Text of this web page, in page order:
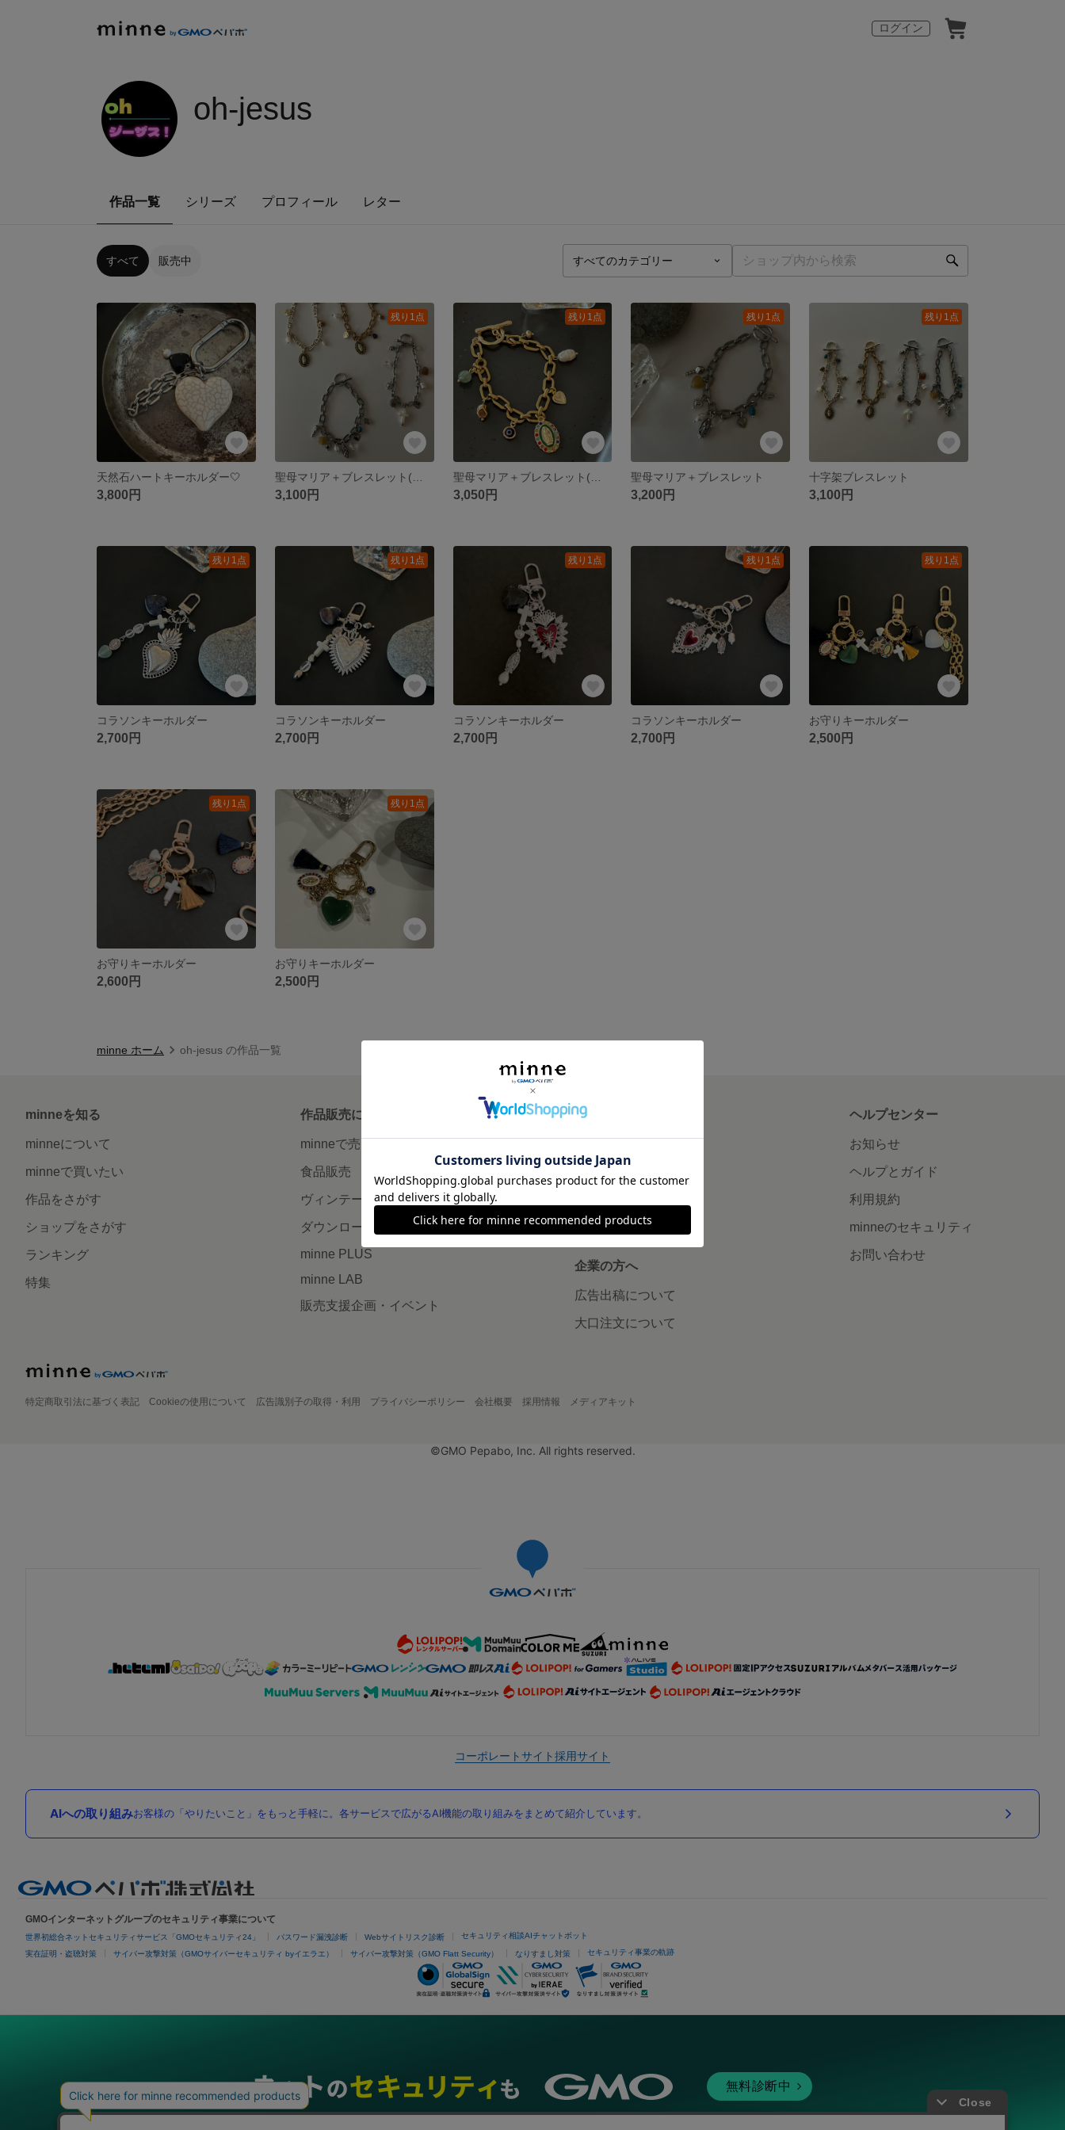
ログイン
oh-jesus
作品一覧 シリーズ プロフィール レター
すべて 販売中
天然石ハートキーホルダー🤍
3,800円
残り1点
3,100円
残り1点
3,050円
残り1点
聖母マリア＋ブレスレット
3,200円
残り1点
十字架ブレスレット
3,100円
残り1点
コラソンキーホルダー
2,700円
残り1点
コラソンキーホルダー
2,700円
残り1点
コラソンキーホルダー
2,700円
残り1点
コラソンキーホルダー
2,700円
残り1点
お守りキーホルダー
2,500円
残り1点
お守りキーホルダー
2,600円
残り1点
お守りキーホルダー
2,500円
minne ホーム oh-jesus の作品一覧
minneを知る
minneについて
minneで買いたい
作品をさがす
ショップをさがす
ランキング
特集
作品販売について
minneで売りたい
食品販売
ヴィンテージ販売
ダウンロード販売
minne PLUS
minne LAB
販売支援企画・イベント
読みもの
minne学習帖
minneの本
企業の方へ
広告出稿について
大口注文について
ヘルプセンター
お知らせ
ヘルプとガイド
利用規約
minneのセキュリティ
お問い合わせ
特定商取引法に基づく表記 Cookieの使用について 広告識別子の取得・利用 プライバシーポリシー 会社概要 採用情報 メディアキット
©GMO Pepabo, Inc. All rights reserved.
コーポレートサイト採用サイト
AIへの取り組みお客様の「やりたいこと」をもっと手軽に。各サービスで広がるAI機能の取り組みをまとめて紹介しています。
GMOインターネットグループのセキュリティ事業について
世界初総合ネットセキュリティサービス「GMOセキュリティ24」 パスワード漏洩診断 Webサイトリスク診断 セキュリティ相談AIチャットボット
実在証明・盗聴対策 サイバー攻撃対策（GMOサイバーセキュリティ byイエラエ） サイバー攻撃対策（GMO Flatt Security） なりすまし対策 セキュリティ事業の軌跡
無料診断中